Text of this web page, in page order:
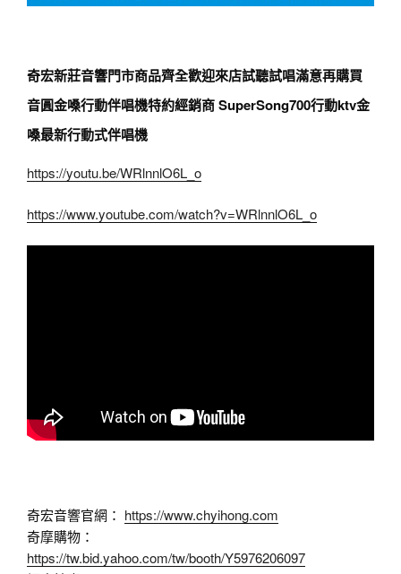
奇宏新莊音響門市商品齊全歡迎來店試聽試唱滿意再購買
音圓金嗓行動伴唱機特約經銷商 SuperSong700行動ktv金
嗓最新行動式伴唱機
https://youtu.be/WRlnnlO6L_o
https://www.youtube.com/watch?v=WRlnnlO6L_o
奇宏音響官網： https://www.chyihong.com
奇摩購物：
https://tw.bid.yahoo.com/tw/booth/Y5976206097